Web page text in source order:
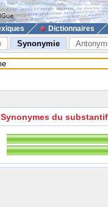
Dictionnaires
Synonymie
Synonymes du